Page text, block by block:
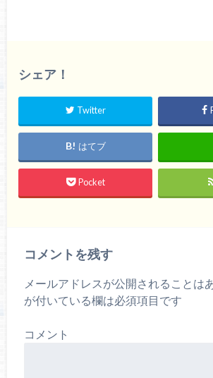
シェア！
Twitter
はてブ
Pocket
コメントを残す
メールアドレスが公開されることは
が付いている欄は必須項目です
コメント